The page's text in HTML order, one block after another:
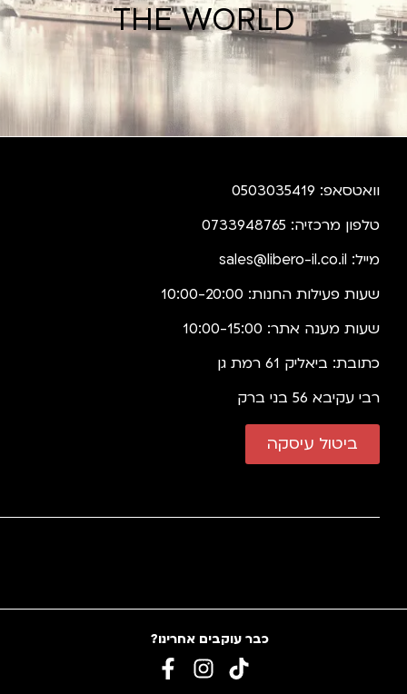
THE WORLD
וואטסאפ: 0503035419
טלפון מרכזיה: 0733948765
מייל: sales@libero-il.co.il
שעות פעילות החנות: 10:00-20:00
שעות מענה אתר: 10:00-15:00
כתובת: ביאליק 61 רמת גן
רבי עקיבא 56 בני ברק
ביטול עיסקה
כבר עוקבים אחרינו?